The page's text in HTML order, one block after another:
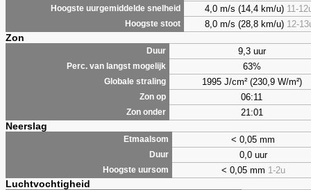
Hoogste uurgemiddelde snelheid 4,0 m/s (14,4 km/u) 11-
Hoogste stoot 8,0 m/s (28,8 km/u) 12-
Zon
Duur 9,3 uur
Perc. van langst mogelijk 63%
Globale straling 1995 J/cm² (230,9 W/m²)
Zon op 06:11
Zon onder 21:01
Neerslag
Etmaalsom < 0,05 mm
Duur 0,0 uur
Hoogste uursom < 0,05 mm 1-2u
Luchtvochtigheid